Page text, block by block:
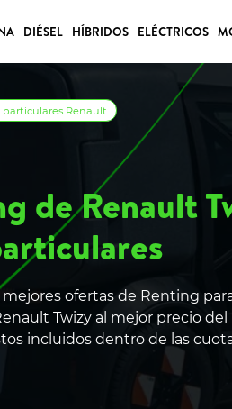
DIÉSEL HÍBRIDOS ELÉCTRICOS
de Renault
ofertas de Renting
Twizy al mejor precio
incluidos dentro de las
Renault